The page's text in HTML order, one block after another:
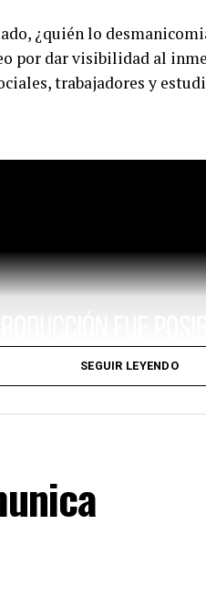
¿quién lo
por dar visibilidad al
trabajadores y
SEGUIR LEYENDO